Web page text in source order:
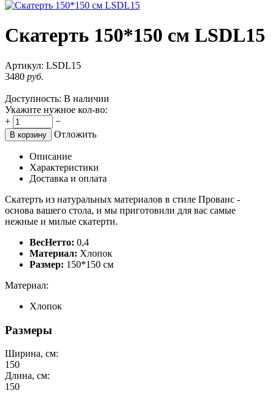
Скатерть 150*150 см LSDL15
Артикул: LSDL15
3480 руб.
Доступность: В наличии
Укажите нужное кол-во:
+
−
В корзину Отложить
Описание
Характеристики
Доставка и оплата
Скатерть из натуральных материалов в стиле Прованс -
основа вашего стола, и мы приготовили для вас самые
нежные и милые скатерти.
ВесНетто: 0,4
Материал: Хлопок
Размер: 150*150 см
Материал:
Хлопок
Размеры
Ширина, см:
150
Длина, см:
150